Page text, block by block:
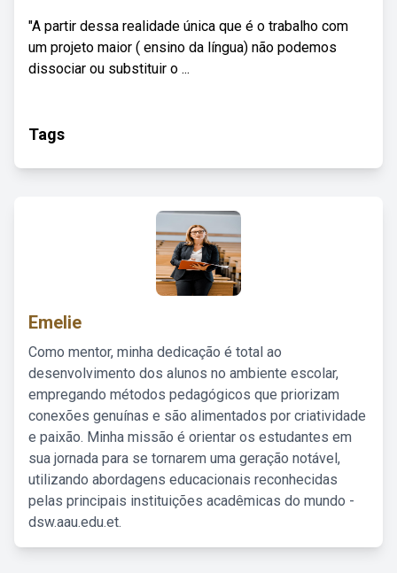
"A partir dessa realidade única que é o trabalho com
um projeto maior ( ensino da língua) não podemos
dissociar ou substituir o ...
Tags
Emelie
Como mentor, minha dedicação é total ao
desenvolvimento dos alunos no ambiente escolar,
empregando métodos pedagógicos que priorizam
conexões genuínas e são alimentados por criatividade
e paixão. Minha missão é orientar os estudantes em
sua jornada para se tornarem uma geração notável,
utilizando abordagens educacionais reconhecidas
pelas principais instituições acadêmicas do mundo -
dsw.aau.edu.et.